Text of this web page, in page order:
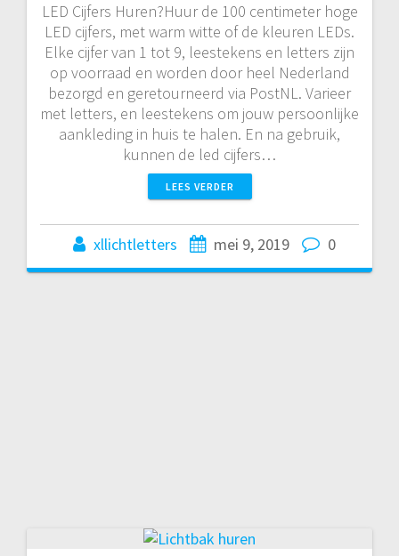
LED Cijfers Huren?Huur de 100 centimeter hoge
LED cijfers, met warm witte of de kleuren LEDs.
Elke cijfer van 1 tot 9, leestekens en letters zijn
op voorraad en worden door heel Nederland
bezorgd en geretourneerd via PostNL. Varieer
met letters, en leestekens om jouw persoonlijke
aankleding in huis te halen. En na gebruik,
kunnen de led cijfers…
LEES VERDER
xllichtletters mei 9, 2019 0